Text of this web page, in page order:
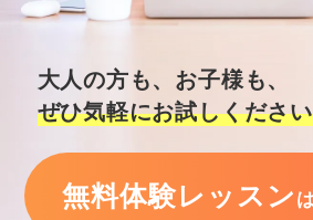
大人の方も、お子様も、
ぜひ気軽にお試しくださ
無料体験レッスン